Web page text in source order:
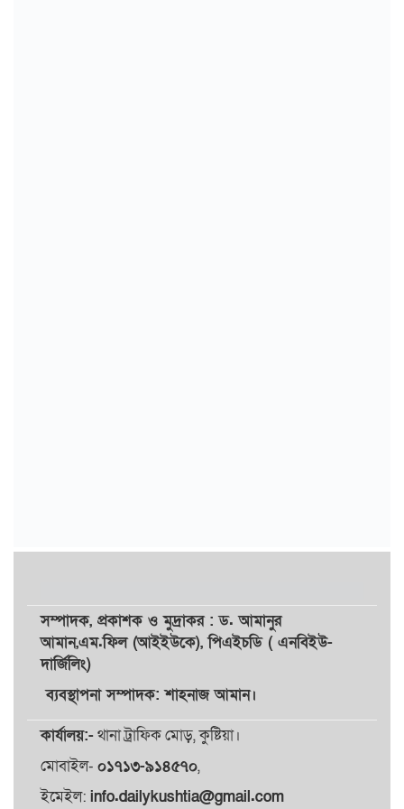
সম্পাদক, প্রকাশকওমুদ্রাকর: ড. আমানুর
আমান,এম.ফিল (আইইউকে), পিএইচডি ( এনবিইউ-
দার্জিলিং)
ব্যবস্থাপনা সম্পাদক: শাহনাজ আমান।
কার্যালয়:-থানা ট্রাফিক মোড়, কুষ্টিয়া।
মোবাইল- ০১৭১৩-৯১৪৫৭০,
ইমেইল: info.dailykushtia@gmail.com